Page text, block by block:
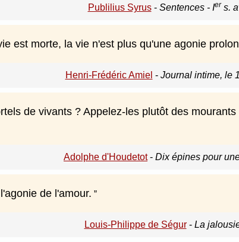
Publilius Syrus- Sentences - Ier s.
est morte, la vie n'est plus qu'une agonie
Henri-Frédéric Amiel - Journal intime, le
de vivants ? Appelez-les plutôt des
Adolphe d'Houdetot- Dix épines pour
de l'amour.
Louis-Philippe de Ségur- La